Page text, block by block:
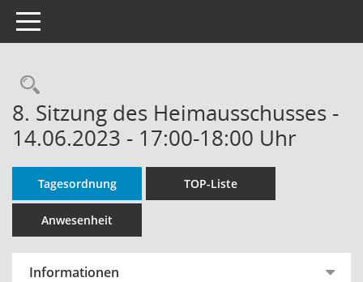
Toggle navigation
Rechercheauswahl
8. Sitzung des Heimausschusses -
14.06.2023 - 17:00-18:00 Uhr
Tagesordnung TOP-Liste
Anwesenheit
Informationen